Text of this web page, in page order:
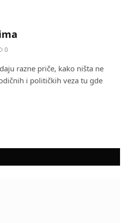
0
razne priče, kako ništa ne
i političkih veza tu gde